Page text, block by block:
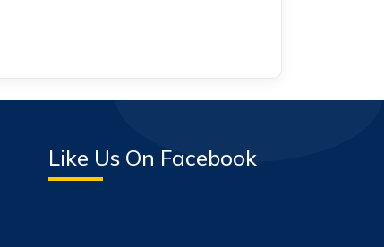
Like Us On Facebook